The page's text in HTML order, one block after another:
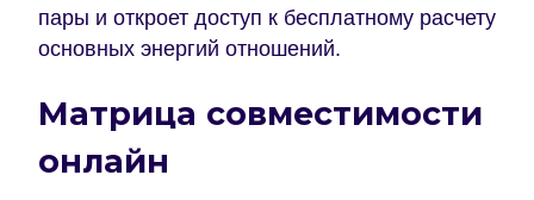
пары и откроет доступ к бесплатному расчету
основных энергий отношений.
Матрица совместимости
онлайн